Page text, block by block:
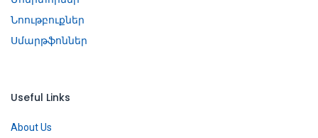
Նոութբուքներ
Սմարթֆոններ
Useful Links
About Us